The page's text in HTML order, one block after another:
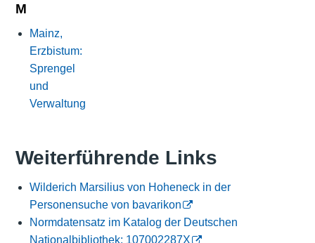
M
Mainz,
Erzbistum:
Sprengel
und
Verwaltung
Weiterführende Links
Wilderich Marsilius von Hoheneck in der
Personensuche von bavarikon
Normdatensatz im Katalog der Deutschen
Nationalbibliothek: 107002287X